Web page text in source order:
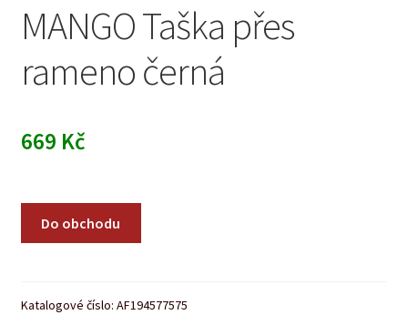
MANGO Taška přes
rameno černá
669 Kč
Do obchodu
Katalogové číslo: AF194577575